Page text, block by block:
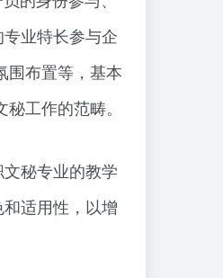
业特长参与企
围布置等，基本
工作的范畴。
秘专业的教学
适用性，以增